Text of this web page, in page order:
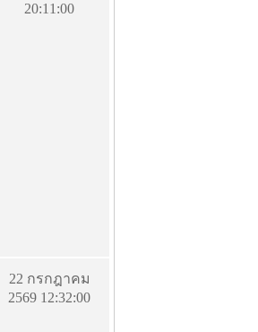
20:11:00
22 กรกฎาคม
2569 12:32:00